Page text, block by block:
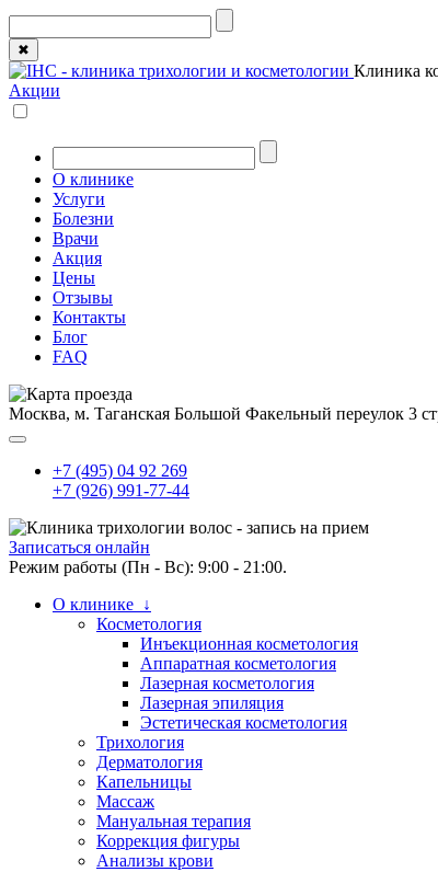
✖
Клиника
Акции
О клинике
Услуги
Болезни
Врачи
Акция
Цены
Отзывы
Контакты
Блог
FAQ
Москва, м. Таганская Большой Факельный переулок 3
+7 (495) 04 92 269
+7 (926) 991-77-44
Записаться онлайн
Режим работы (Пн - Вс): 9:00 - 21:00.
О клинике ↓
Косметология
Инъекционная косметология
Аппаратная косметология
Лазерная косметология
Лазерная эпиляция
Эстетическая косметология
Трихология
Дерматология
Капельницы
Массаж
Мануальная терапия
Коррекция фигуры
Анализы крови